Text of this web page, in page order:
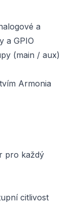
a
a GPIO
(main / aux)
Armonia
pro každý
citlivost